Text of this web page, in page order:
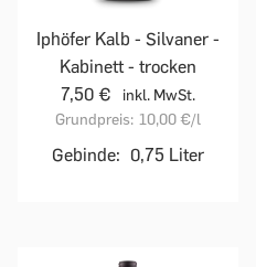
Iphöfer Kalb - Silvaner -
Kabinett - trocken
7,50 €
inkl. MwSt.
Grundpreis: 10,00 €/l
Gebinde: 0,75 Liter